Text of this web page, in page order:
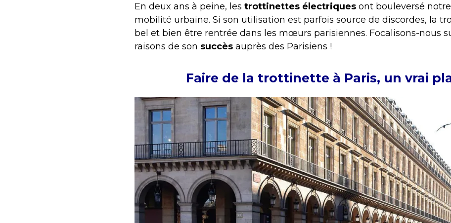
En deux ans à peine, les trottinettes électriques ont bouleversé
mobilité urbaine. Si son utilisation est parfois source de discordes, la
bel et bien être rentrée dans les mœurs parisiennes. Focalisons-nous
raisons de son succès auprès des Parisiens !
Faire de la trottinette à Paris, un vrai